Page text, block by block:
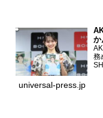
か
務
universal-press.jp